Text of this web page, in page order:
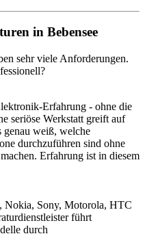
in Bebensee
sehr viele Anforderungen.
Erfahrung - ohne die
seriöse Werkstatt greift auf
genau weiß, welche
durchzuführen sind ohne
Erfahrung ist in diesem
Nokia, Sony, Motorola, HTC
führt
durch